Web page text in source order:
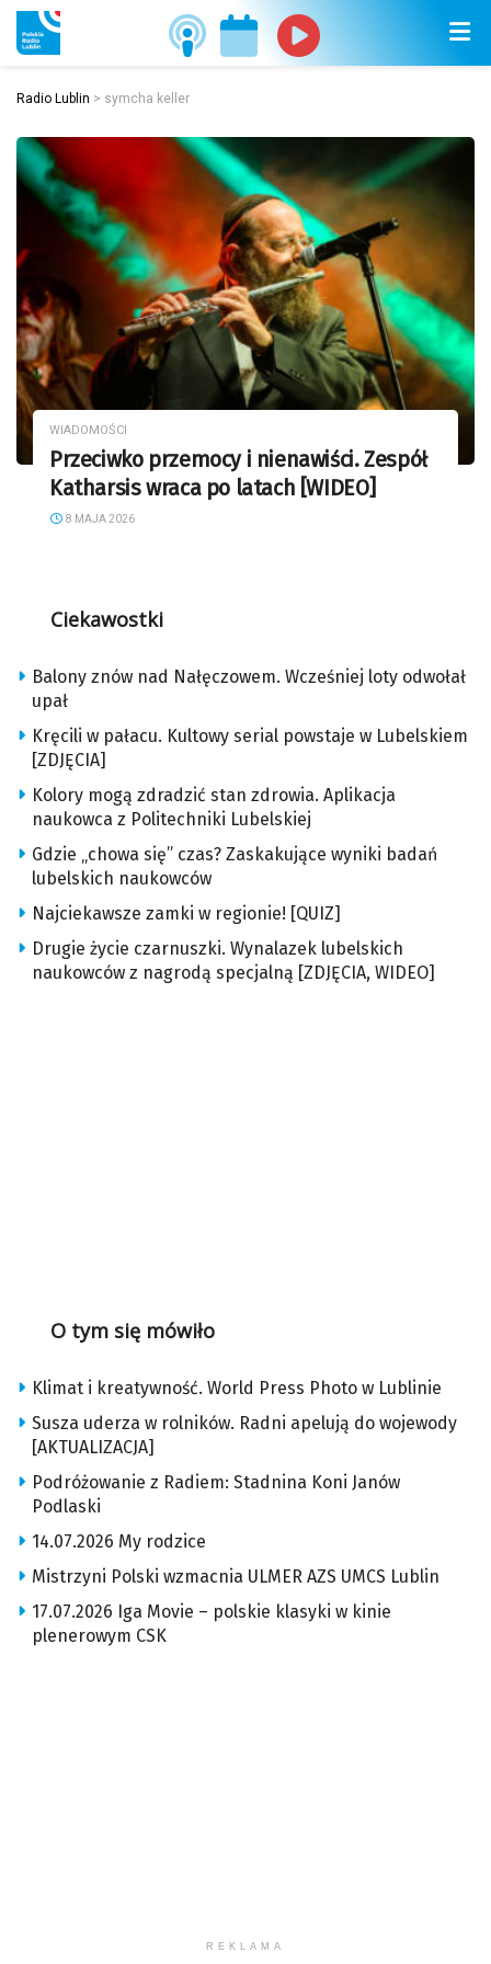
Radio Lublin > symcha keller
WIADOMOŚCI
Przeciwko przemocy i nienawiści. Zespół
Katharsis wraca po latach [WIDEO]
8 MAJA 2026
Ciekawostki
Balony znów nad Nałęczowem. Wcześniej loty odwołał
upał
Kręcili w pałacu. Kultowy serial powstaje w Lubelskiem
[ZDJĘCIA]
Kolory mogą zdradzić stan zdrowia. Aplikacja
naukowca z Politechniki Lubelskiej
Gdzie „chowa się” czas? Zaskakujące wyniki badań
lubelskich naukowców
Najciekawsze zamki w regionie! [QUIZ]
Drugie życie czarnuszki. Wynalazek lubelskich
naukowców z nagrodą specjalną [ZDJĘCIA, WIDEO]
O tym się mówiło
Klimat i kreatywność. World Press Photo w Lublinie
Susza uderza w rolników. Radni apelują do wojewody
[AKTUALIZACJA]
Podróżowanie z Radiem: Stadnina Koni Janów
Podlaski
14.07.2026 My rodzice
Mistrzyni Polski wzmacnia ULMER AZS UMCS Lublin
17.07.2026 Iga Movie – polskie klasyki w kinie
plenerowym CSK
REKLAMA